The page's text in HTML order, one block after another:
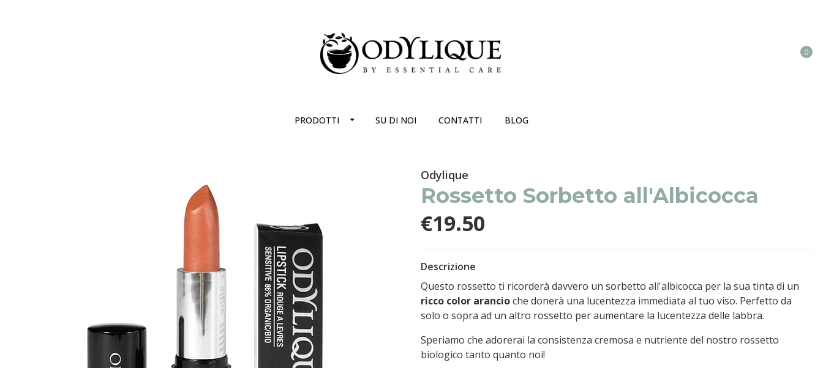
0
PRODOTTI SU DI NOI CONTATTI BLOG
Odylique
Rossetto Sorbetto all'Albicocca
€19.50
Descrizione
Questo rossetto ti ricorderà davvero un sorbetto all'albicocca per la sua tinta di un
ricco color arancioche donerà una lucentezza immediata al tuo viso. Perfetto da
solo o sopra ad un altro rossetto per aumentare la lucentezza delle labbra.
Speriamo che adorerai la consistenza cremosa e nutriente del nostro rossetto
biologico tanto quanto noi!